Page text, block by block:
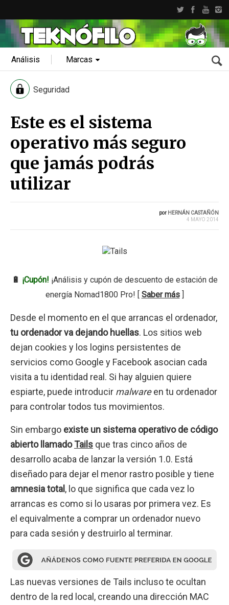
Análisis Marcas
Seguridad
Este es el sistema
operativo más seguro
que jamás podrás
utilizar
por HERNÁN CASTAÑÓN
4 MAYO 2014
🔋 ¡Cupón! ¡Análisis y cupón de descuento de estación de
energía Nomad1800 Pro! [ Saber más]
Desde el momento en el que arrancas el ordenador,
tu ordenador va dejando huellas. Los sitios web
dejan cookies y los logins persistentes de
servicios como Google y Facebook asocian cada
visita a tu identidad real. Si hay alguien quiere
espiarte, puede introducir malwareen tu ordenador
para controlar todos tus movimientos.
Sin embargo existe un sistema operativo de código
abierto llamadoTails que tras cinco años de
desarrollo acaba de lanzar la versión 1.0. Está
diseñado para dejar el menor rastro posible y tiene
amnesia total , lo que significa que cada vez lo
arrancas es como si lo usaras por primera vez. Es
el equivalmente a comprar un ordenador nuevo
para cada sesión y destruirlo al terminar.
Las nuevas versiones de Tails incluso te ocultan
dentro de la red local, creando una dirección MAC